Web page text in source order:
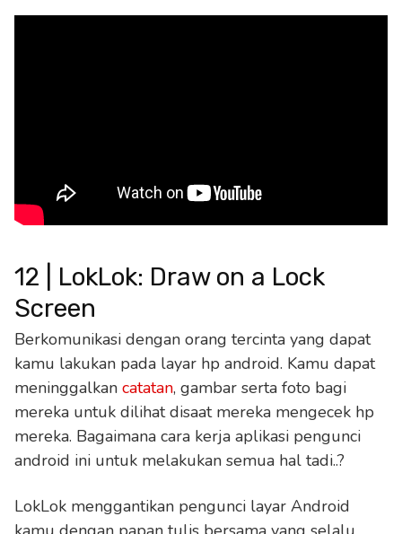
12 | LokLok: Draw on a Lock
Screen
Berkomunikasi dengan orang tercinta yang dapat
kamu lakukan pada layar hp android. Kamu dapat
meninggalkan catatan, gambar serta foto bagi
mereka untuk dilihat disaat mereka mengecek hp
mereka. Bagaimana cara kerja aplikasi pengunci
android ini untuk melakukan semua hal tadi..?
LokLok menggantikan pengunci layar Android